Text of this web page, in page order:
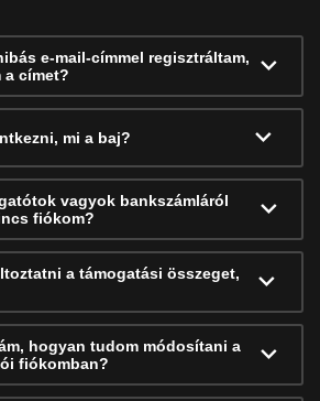
e-mail-címmel regisztráltam,
a címet?
mi a baj?
vagyok bankszámláról
fiókom?
a támogatási összeget,
hogyan tudom módosítani a
fiókomban?